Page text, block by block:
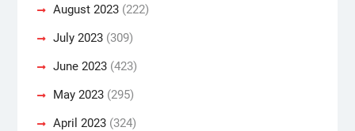
August 2023(222)
July 2023(309)
June 2023(423)
May 2023(295)
April 2023(324)